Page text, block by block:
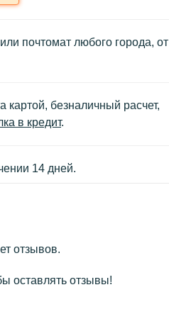
почтомат любого города, от
картой, безналичный расчет,
в кредит.
14 дней.
отзывов.
оставлять отзывы!